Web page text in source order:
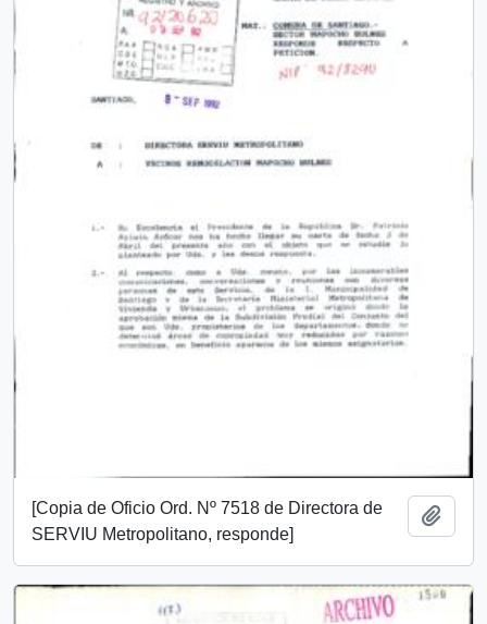
[Copia de Oficio Ord. Nº 7518 de Directora de
SERVIU Metropolitano, responde]